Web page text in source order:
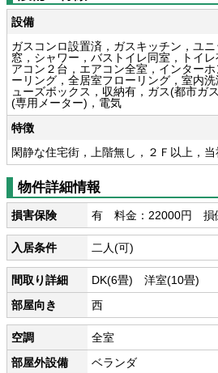
設備
ガスコンロ設置済，ガスキッチン，ユ
窓，シャワー，バストイレ同室，トイ
アコン２台，エアコン全室，インター
ーリング，全居室フローリング，室内
ューズボックス，収納有，ガス(都市ガ
(専用メーター)，電気
特徴
閑静な住宅街，上階無し，２Ｆ以上，
物件詳細情報
損害保険 有 料金：22000円 損
入居条件 二人(可)
間取り詳細
DK(6畳) 洋室(10畳)
部屋向き
西
空調
全室
部屋外設備
ベランダ